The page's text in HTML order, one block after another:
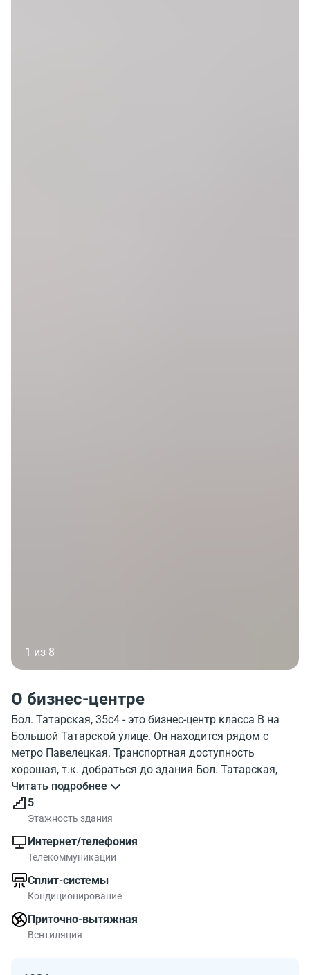
1 из 8
О бизнес-центре
Бол. Татарская, 35с4 - это бизнес-центр класса B на
Большой Татарской улице. Он находится рядом с
метро Павелецкая. Транспортная доступность
хорошая, т.к. добраться до здания Бол. Татарская,
35с4 можно пешком за 10 минут. На фото, показано
как выглядит бизнес-центр Bol. Tatarskaya 35s4. С
какими учреждениями расположен рядом бизнес-
центр Бол. Татарская, 35с4 можно посмотреть на
карте. Бол. Татарская, 35с4 обладает хорошей
центр на карте, и инфраструктуру района около
бизнес-центра.
Относится здание к классу B поэтому работать в БЦ
Бол. Татарская, 35с4 будет комфортно. Общая
Читать подробнее
5
Этажность здания
Интернет/телефония
Телекоммуникации
Сплит-системы
Кондиционирование
Приточно-вытяжная
Вентиляция